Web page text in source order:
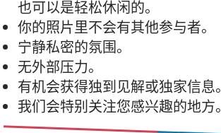
也可以是轻松休闲的。
你的照片里不会有其他参与者。
宁静私密的氛围。
无外部压力。
有机会获得独到见解或独家信息。
我们会特别关注您感兴趣的地方。